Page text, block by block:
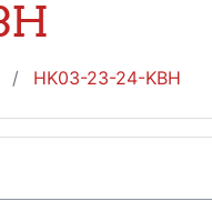
HK03-23-24-KBH